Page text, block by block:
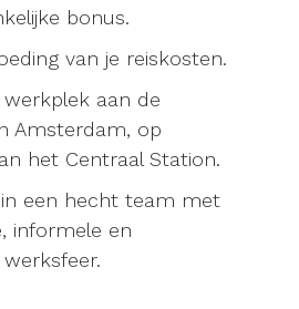
bonus.
van je reiskosten.
aan de
Amsterdam, op
het Centraal Station.
in een hecht team met
informele en
werksfeer.